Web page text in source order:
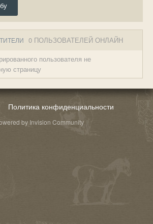
0 ПОЛЬЗОВАТЕЛЕЙ ОНЛАЙН
пользователя не
страницу
Политика конфиденциальности
by Invision Community